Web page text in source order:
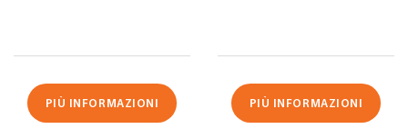
PIÙ INFORMAZIONI PIÙ INFORMAZIONI